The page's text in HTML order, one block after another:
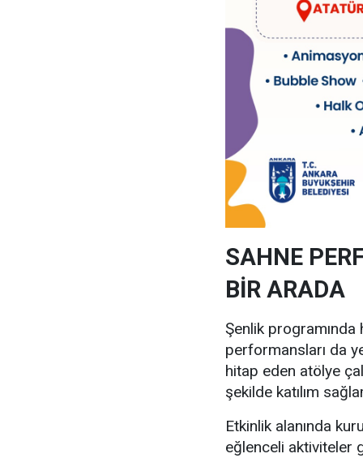
SAHNE
BİR ARADA
Şenlik programında
performansları da
hitap eden atölye
şekilde katılım
Etkinlik alanında
eğlenceli aktiviteler